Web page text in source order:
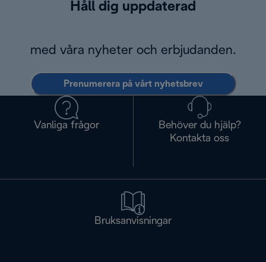
Håll dig uppdaterad
med våra nyheter och erbjudanden.
Prenumerera på vårt nyhetsbrev
Vanliga frågor
Behöver du hjälp?
Kontakta oss
Bruksanvisningar